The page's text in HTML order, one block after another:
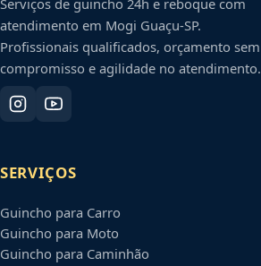
atendimento em Mogi Guaçu-SP.
Profissionais qualificados, orçamento sem
compromisso e agilidade no atendimento.
SERVIÇOS
Guincho para Carro
Guincho para Moto
Guincho para Caminhão